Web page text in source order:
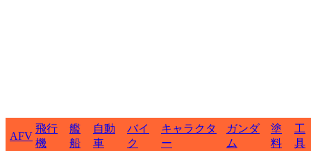
AFV
飛行
機
艦
船
自動
車
バイ
ク
キャラクタ
ー
ガンダ
ム
塗
料
工
具